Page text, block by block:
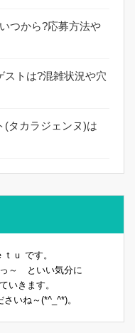
つから?応募方法や
ストは?混雑状況や穴
(タカラジェンヌ)は
ｕ です。
～ といい気分に
いきます。
いね～(*^_^*)。